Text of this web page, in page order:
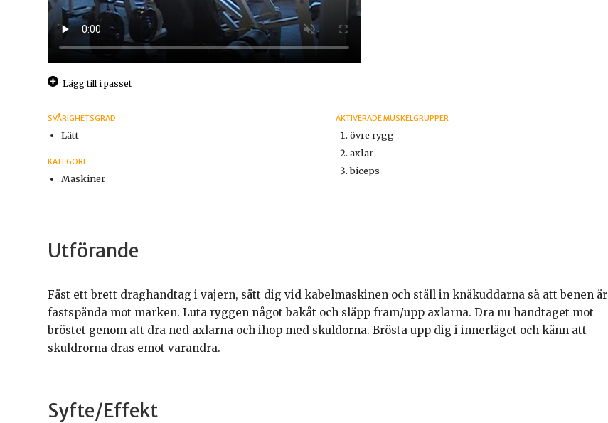
Lägg till i passet
SVÅRIGHETSGRAD
Lätt
KATEGORI
Maskiner
AKTIVERADE MUSKELGRUPPER
övre rygg
axlar
biceps
Utförande
Fäst ett brett draghandtag i vajern, sätt dig vid kabelmaskinen och ställ in knäkuddarna så att benen är
fastspända mot marken. Luta ryggen något bakåt och släpp fram/upp axlarna. Dra nu handtaget mot
bröstet genom att dra ned axlarna och ihop med skuldorna. Brösta upp dig i innerläget och känn att
skuldrorna dras emot varandra.
Syfte/Effekt